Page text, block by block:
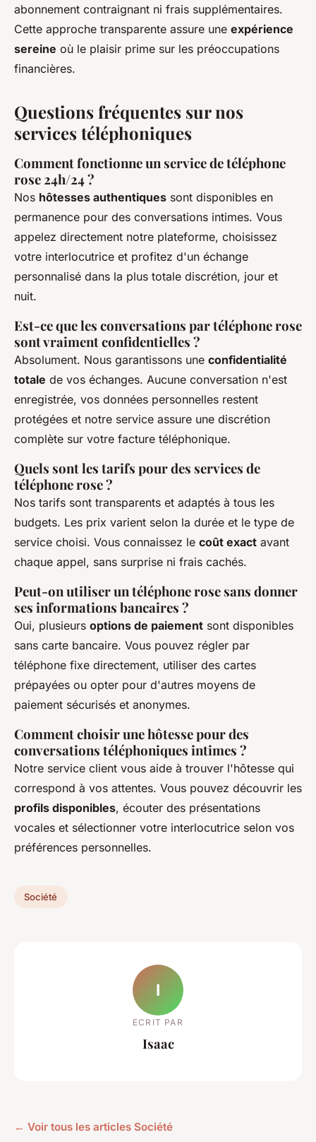
abonnement contraignant ni frais supplémentaires.
Cette approche transparente assure une expérience
sereine où le plaisir prime sur les préoccupations
financières.
Questions fréquentes sur nos
services téléphoniques
Comment fonctionne un service de téléphone
rose 24h/24 ?
Nos hôtesses authentiques sont disponibles en
permanence pour des conversations intimes. Vous
appelez directement notre plateforme, choisissez
votre interlocutrice et profitez d'un échange
personnalisé dans la plus totale discrétion, jour et
nuit.
Est-ce que les conversations par téléphone rose
sont vraiment confidentielles ?
Absolument. Nous garantissons une confidentialité
totale de vos échanges. Aucune conversation n'est
enregistrée, vos données personnelles restent
protégées et notre service assure une discrétion
complète sur votre facture téléphonique.
Quels sont les tarifs pour des services de
téléphone rose ?
Nos tarifs sont transparents et adaptés à tous les
budgets. Les prix varient selon la durée et le type de
service choisi. Vous connaissez le coût exact avant
chaque appel, sans surprise ni frais cachés.
Peut-on utiliser un téléphone rose sans donner
ses informations bancaires ?
Oui, plusieurs options de paiement sont disponibles
sans carte bancaire. Vous pouvez régler par
téléphone fixe directement, utiliser des cartes
prépayées ou opter pour d'autres moyens de
paiement sécurisés et anonymes.
Comment choisir une hôtesse pour des
conversations téléphoniques intimes ?
Notre service client vous aide à trouver l'hôtesse qui
correspond à vos attentes. Vous pouvez découvrir les
profils disponibles, écouter des présentations
vocales et sélectionner votre interlocutrice selon vos
préférences personnelles.
Société
I
ECRIT PAR
Isaac
← Voir tous les articles Société